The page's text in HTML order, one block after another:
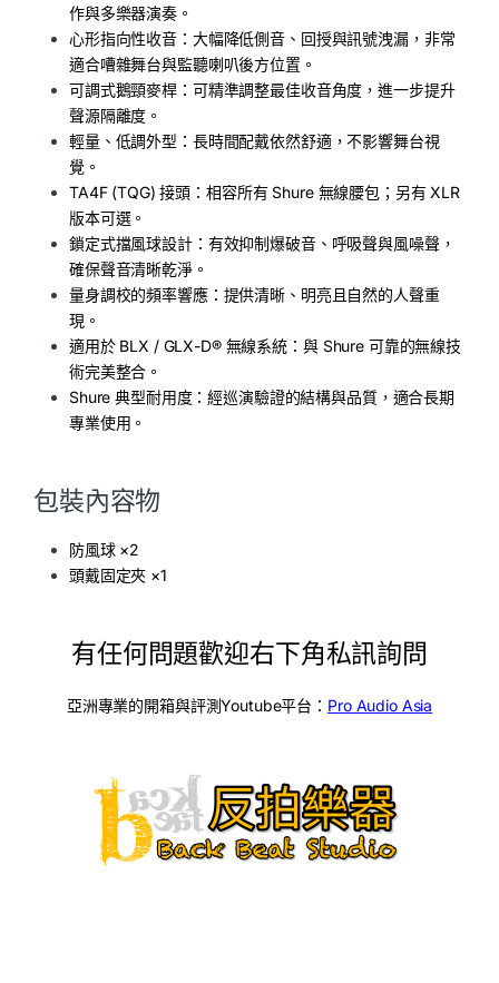
作與多樂器演奏。
心形指向性收音：大幅降低側音、回授與訊號洩漏，非常
適合嘈雜舞台與監聽喇叭後方位置。
可調式鵝頸麥桿：可精準調整最佳收音角度，進一步提升
聲源隔離度。
輕量、低調外型：長時間配戴依然舒適，不影響舞台視
覺。
TA4F (TQG) 接頭：相容所有 Shure 無線腰包；另有 XLR
版本可選。
鎖定式擋風球設計：有效抑制爆破音、呼吸聲與風噪聲，
確保聲音清晰乾淨。
量身調校的頻率響應：提供清晰、明亮且自然的人聲重
現。
適用於 BLX / GLX-D® 無線系統：與 Shure 可靠的無線技
術完美整合。
Shure 典型耐用度：經巡演驗證的結構與品質，適合長期
專業使用。
包裝內容物
防風球 ×2
頭戴固定夾 ×1
有任何問題歡迎右下角私訊詢問
亞洲專業的開箱與評測Youtube平台： Pro Audio Asia